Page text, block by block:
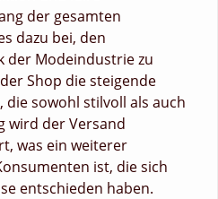
der gesamten
dazu bei, den
der Modeindustrie zu
Shop die steigende
die sowohl stilvoll als auch
wird der Versand
was ein weiterer
ist, die sich
entschieden haben.